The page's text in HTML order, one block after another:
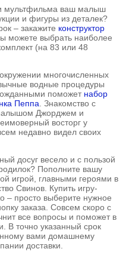
мультфильма ваш малыш
и фигуры из деталек?
– закажите конструктор
можете выбрать наиболее
(на 83 или 48
многочисленных
водные процедуры
поможет набор
Пеппа . Знакомство с
Джорджем и
восторг у
недавно видел своих
досуг весело и с пользой
Пополните вашу
игрой, главными героями в
Свинов. Купить игру-
– просто выберите нужное
заказа. Совсем скоро с
все вопросы и поможет в
В точно указанный срок
вами домашнему
доставки.